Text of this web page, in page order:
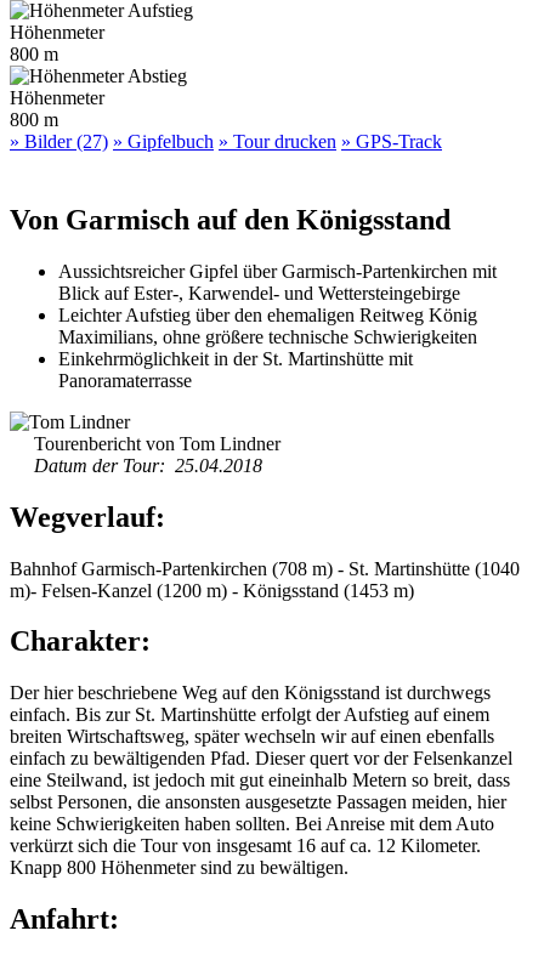
Höhenmeter
800 m
Höhenmeter
800 m
» Bilder (27) » Gipfelbuch » Tour drucken » GPS-Track
Von Garmisch auf den Königsstand
Aussichtsreicher Gipfel über Garmisch-Partenkirchen mit
Blick auf Ester-, Karwendel- und Wettersteingebirge
Leichter Aufstieg über den ehemaligen Reitweg König
Maximilians, ohne größere technische Schwierigkeiten
Einkehrmöglichkeit in der St. Martinshütte mit
Panoramaterrasse
Tourenbericht von Tom Lindner
Datum der Tour: 25.04.2018
Wegverlauf:
Bahnhof Garmisch-Partenkirchen (708 m) - St. Martinshütte (1040
m)- Felsen-Kanzel (1200 m) - Königsstand (1453 m)
Charakter:
Der hier beschriebene Weg auf den Königsstand ist durchwegs
einfach. Bis zur St. Martinshütte erfolgt der Aufstieg auf einem
breiten Wirtschaftsweg, später wechseln wir auf einen ebenfalls
einfach zu bewältigenden Pfad. Dieser quert vor der Felsenkanzel
eine Steilwand, ist jedoch mit gut eineinhalb Metern so breit, dass
selbst Personen, die ansonsten ausgesetzte Passagen meiden, hier
keine Schwierigkeiten haben sollten. Bei Anreise mit dem Auto
verkürzt sich die Tour von insgesamt 16 auf ca. 12 Kilometer.
Knapp 800 Höhenmeter sind zu bewältigen.
Anfahrt: